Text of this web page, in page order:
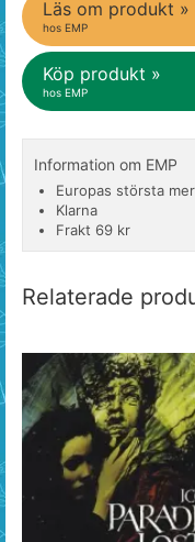
Läs om produkt »
hos EMP
Köp produkt »
hos EMP
Information om EMP
Europas största
Klarna
Frakt 69 kr
Relaterade